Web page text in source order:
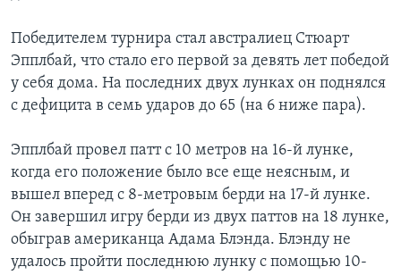
Победителем турнира стал австралиец Стюарт
Эпплбай, что стало его первой за девять лет победой
у себя дома. На последних двух лунках он поднялся
с дефицита в семь ударов до 65 (на 6 ниже пара).
Эпплбай провел патт с 10 метров на 16-й лунке,
когда его положение было все еще неясным, и
вышел вперед с 8-метровым берди на 17-й лунке.
Он завершил игру берди из двух паттов на 18 лунке,
обыграв американца Адама Блэнда. Блэнду не
удалось пройти последнюю лунку с помощью 10-